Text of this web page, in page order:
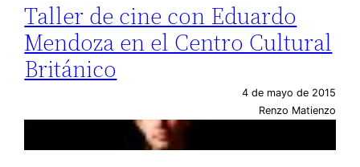
Taller de cine con Eduardo
Mendoza en el Centro Cultural
Británico
4 de mayo de 2015
Renzo Matienzo